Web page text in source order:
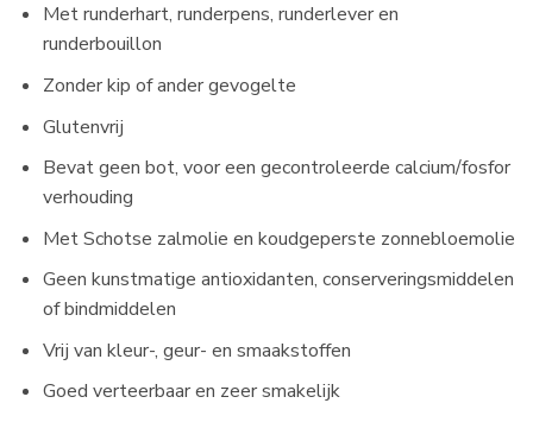
Met runderhart, runderpens, runderlever en
runderbouillon
Zonder kip of ander gevogelte
Glutenvrij
Bevat geen bot, voor een gecontroleerde calcium/fosfor
verhouding
Met Schotse zalmolie en koudgeperste zonnebloemolie
Geen kunstmatige antioxidanten, conserveringsmiddelen
of bindmiddelen
Vrij van kleur-, geur- en smaakstoffen
Goed verteerbaar en zeer smakelijk